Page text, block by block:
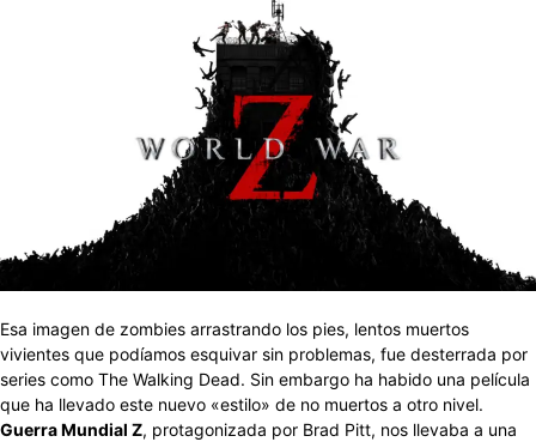
Esa imagen de zombies arrastrando los pies, lentos muertos
vivientes que podíamos esquivar sin problemas, fue desterrada por
series como The Walking Dead. Sin embargo ha habido una película
que ha llevado este nuevo «estilo» de no muertos a otro nivel.
Guerra Mundial Z, protagonizada por Brad Pitt, nos llevaba a una